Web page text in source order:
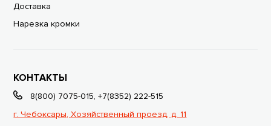
Доставка
Нарезка кромки
КОНТАКТЫ
8(800) 7075-015,+7(8352) 222-515
г. Чебоксары, Хозяйственный проезд, д. 11